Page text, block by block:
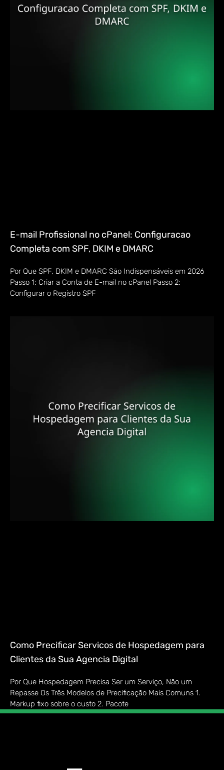
E-mail Profissional no cPanel: Configuracao
Completa com SPF, DKIM e DMARC
Por Que SPF, DKIM e DMARC São Indispensáveis em 2026
Passo 1: Criar a Conta de E-mail no cPanel Passo 2:
Configurar o Registro SPF
Como Precificar Servicos de Hospedagem para
Clientes da Sua Agencia Digital
Por Que Hospedagem Precisa Ser um Serviço, Não um
Repasse Os Três Modelos de Precificação Mais Comuns 1.
Markup fixo sobre o custo 2. Pacote